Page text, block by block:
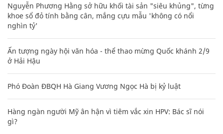
Nguyễn Phương Hằng sở hữu khối tài sản "siêu khủng", từng
khoe sổ đỏ tính bằng cân, mắng cựu mẫu 'không có nổi
nghìn tỷ'
Ấn tượng ngày hội văn hóa - thể thao mừng Quốc khánh 2/9
ở Hải Hậu
Phó Đoàn ĐBQH Hà Giang Vương Ngọc Hà bị kỷ luật
Hàng ngàn người Mỹ ân hận vì tiêm vắc xin HPV: Bác sĩ nói
gì?